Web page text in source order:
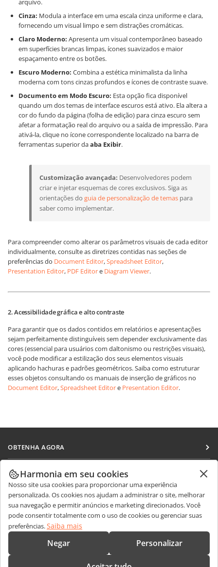
arquivo.
Cinza: Modula a interface em uma escala cinza uniforme e clara,
fornecendo um visual limpo e sem distrações cromáticas.
Claro Moderno: Apresenta um visual contemporâneo baseado
em superfícies brancas limpas, ícones suavizados e maior
espaçamento entre os botões.
Escuro Moderno: Combina a estética minimalista da linha
moderna com tons cinzas profundos e ícones de contraste suave.
Documento em Modo Escuro: Esta opção fica disponível
quando um dos temas de interface escuros está ativo. Ela altera a
cor do fundo da página (folha de edição) para cinza escuro sem
afetar a formatação real do arquivo ou a saída de impressão. Para
ativá-la, clique no ícone correspondente localizado na barra de
ferramentas superior daaba Exibir.
Customização avançada: Desenvolvedores podem
criar e injetar esquemas de cores exclusivos. Siga as
orientações do guia de personalização de temas para
saber como implementar.
Para compreender como alterar os parâmetros visuais de cada editor
individualmente, consulte as diretrizes contidas nas seções de
preferências do Document Editor,Spreadsheet Editor,
Presentation Editor, PDF Editore Diagram Viewer.
2. Acessibilidade gráfica e alto contraste
Para garantir que os dados contidos em relatórios e apresentações
sejam perfeitamente distinguíveis sem depender exclusivamente das
cores (essencial para usuários com daltonismo ou restrições visuais),
você pode modificar a estilização dos seus elementos visuais
aplicando hachuras e padrões geométricos. Saiba como estruturar
esses objetos consultando os manuais de inserção de gráficos no
Document Editor,Spreadsheet Editore Presentation Editor.
OBTENHA AGORA
Docs
DocSpace
Workspace
Conectores
Aplicativos para desktop
Aplicativos móveis
COLABORAR
Para colaboradores
Para tradutores
Para influenciadores
Vagas
RECEBA NOTÍCIAS
Blog
OBTER AJUDA
Fórum
Cursos de treinamento
CONTATE-NOS
Perguntas sobre vendas
sales@onlyoffice.com
Harmonia em seu cookies
Nosso site usa cookies para proporcionar uma experiência
personalizada. Os cookies nos ajudam a administrar o site, melhorar
sua navegação e permitir anúncios e marketing direcionados. Você
pode consentir totalmente com o uso de cookies ou gerenciar suas
preferências.Saiba mais
Negar Personalizar